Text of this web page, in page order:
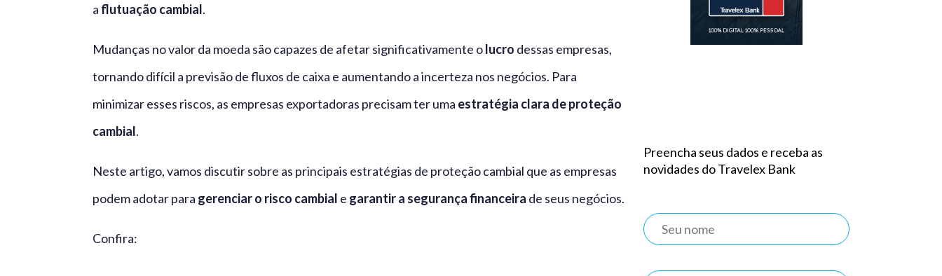
a flutuação cambial.
Mudanças no valor da moeda são capazes de afetar significativamente olucro dessas empresas,
tornando difícil a previsão de fluxos de caixa e aumentando a incerteza nos negócios. Para
minimizar esses riscos, as empresas exportadoras precisam ter uma estratégia clara de proteção
cambial.
Neste artigo, vamos discutir sobre as principais estratégias de proteção cambial que as empresas
podem adotar para gerenciar o risco cambial e garantir a segurança financeira de seus negócios.
Confira:
Preencha seus dados e receba as
novidades do Travelex Bank